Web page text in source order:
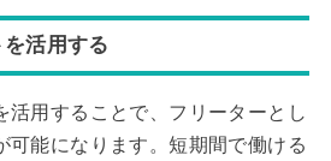
活用する
活用することで、フリーターとし
可能になります。短期間で働ける